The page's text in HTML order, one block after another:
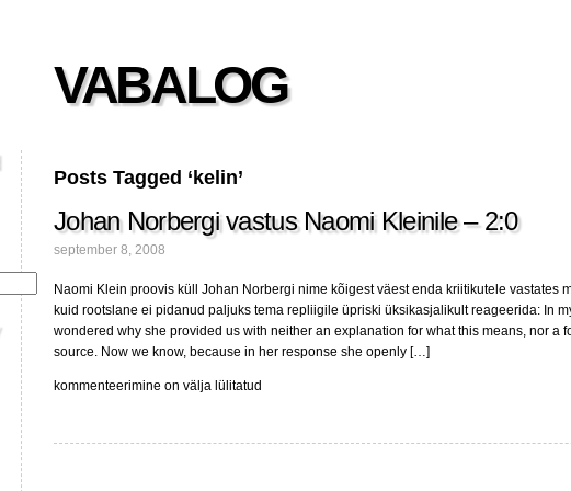
VABALOG
Posts Tagged ‘kelin’
Johan Norbergi vastus Naomi Kleinile – 2:0
september 8, 2008
Naomi Klein proovis küll Johan Norbergi nime kõigest väest enda kriitikutele vastates
kuid rootslane ei pidanud paljuks tema repliigile üpriski üksikasjalikult reageerida: In
wondered why she provided us with neither an explanation for what this means, nor a
source. Now we know, because in her response she openly […]
Johan
Naomi
kommenteerimine on välja lülitatud